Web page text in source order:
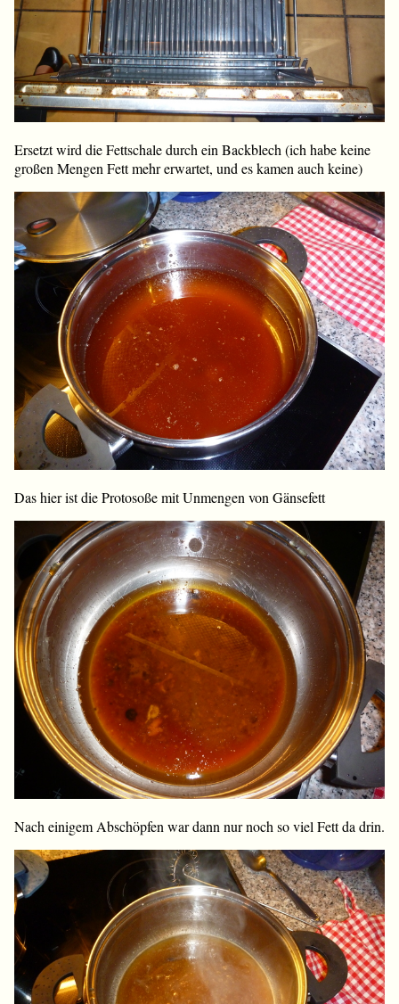
Ersetzt wird die Fettschale durch ein Backblech (ich habe keine
großen Mengen Fett mehr erwartet, und es kamen auch keine)
Das hier ist die Protosoße mit Unmengen von Gänsefett
Nach einigem Abschöpfen war dann nur noch so viel Fett da drin.